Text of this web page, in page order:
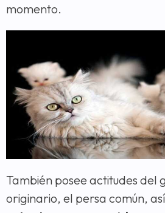
momento.
También posee actitudes del
originario, el persa común,